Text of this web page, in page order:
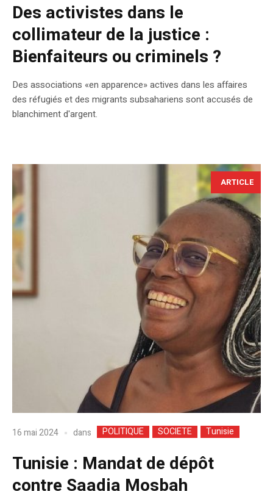
Des activistes dans le
collimateur de la justice :
Bienfaiteurs ou criminels ?
Des associations «en apparence» actives dans les affaires
des réfugiés et des migrants subsahariens sont accusés de
blanchiment d'argent.
ARTICLE
16 mai 2024 dans POLITIQUE SOCIETE Tunisie
Tunisie : Mandat de dépôt
contre Saadia Mosbah